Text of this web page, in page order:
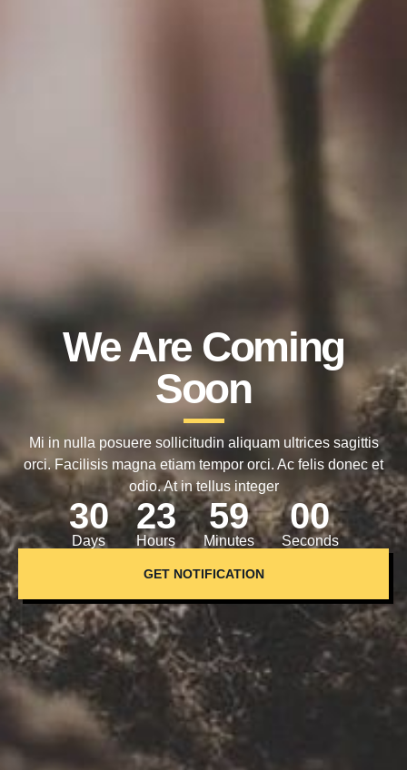
We Are Coming
Soon
Mi in nulla posuere sollicitudin aliquam ultrices sagittis
orci. Facilisis magna etiam tempor orci. Ac felis donec et
odio. At in tellus integer
30
Days
23
Hours
58
Minutes
59
Seconds
GET NOTIFICATION